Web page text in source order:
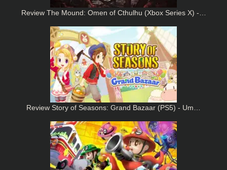
Review The Mound: Omen of Cthulhu (Xbox Series X) -…
Review Story of Seasons: Grand Bazaar (PS5) - Um…